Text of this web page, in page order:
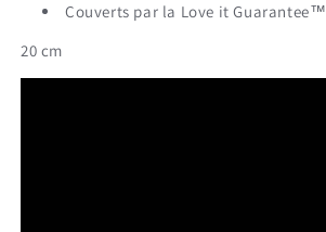
Couverts par la Love it Guarantee™
20 cm